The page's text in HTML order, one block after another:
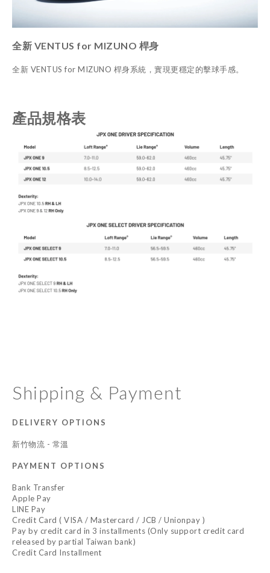
全新 VENTUS for MIZUNO 桿身
全新 VENTUS for MIZUNO 桿身系統，實現更穩定的擊球手感。
產品規格表
Shipping & Payment
DELIVERY OPTIONS
新竹物流 - 常溫
PAYMENT OPTIONS
Bank Transfer
Apple Pay
LINE Pay
Credit Card ( VISA / Mastercard / JCB / Unionpay )
Pay by credit card in 3 installments (Only support credit card
released by partial Taiwan bank)
Credit Card Installment